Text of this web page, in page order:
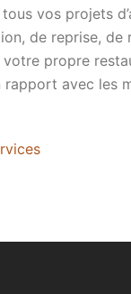
tous vos projets
de reprise, de
votre propre
rapport avec les